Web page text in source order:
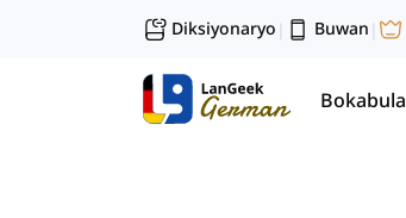
Diksiyonaryo | Buwan |